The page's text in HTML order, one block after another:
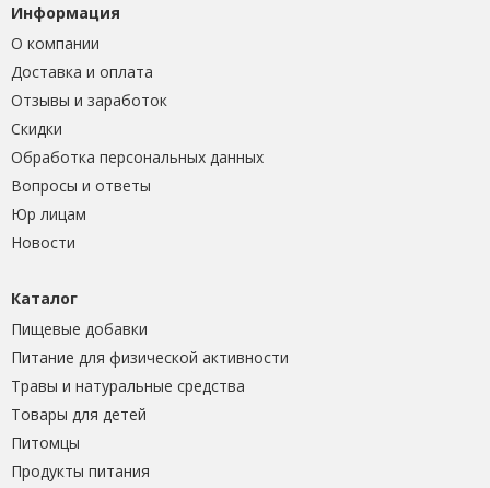
Информация
О компании
Доставка и оплата
Отзывы и заработок
Скидки
Обработка персональных данных
Вопросы и ответы
Юр лицам
Новости
Каталог
Пищевые добавки
Питание для физической активности
Травы и натуральные средства
Товары для детей
Питомцы
Продукты питания